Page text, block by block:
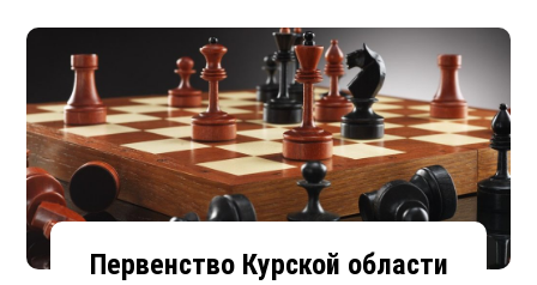
Первенство Курской области